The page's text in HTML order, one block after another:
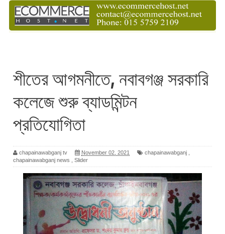
শীতের আগমনীতে, নবাবগঞ্জ সরকারি
কলেজে শুরু ব্যাডমিন্টন
প্রতিযোগিতা
chapainawabganj tv November 02, 2021 chapainawabganj
chapainawabganj news
Slider